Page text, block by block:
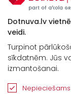
Dotnuva.lv
veidi.
Turpinot
sīkdatnēm. Jūs
izmantošanai.
Nepieciešams